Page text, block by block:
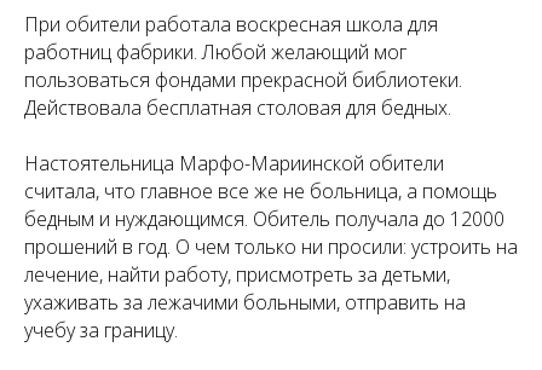
При обители работала воскресная школа для
работниц фабрики. Любой желающий мог
пользоваться фондами прекрасной библиотеки.
Действовала бесплатная столовая для бедных.
Настоятельница Марфо-Мариинской обители
считала, что главное все же не больница, а помощь
бедным и нуждающимся. Обитель получала до 12000
прошений в год. О чем только ни просили: устроить на
лечение, найти работу, присмотреть за детьми,
ухаживать за лежачими больными, отправить на
учебу за границу.